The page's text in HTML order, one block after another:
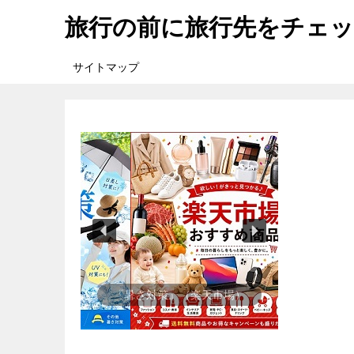
旅行の前に旅行先をチェ
サイトマップ
『楽天市場』売れ筋ランキング